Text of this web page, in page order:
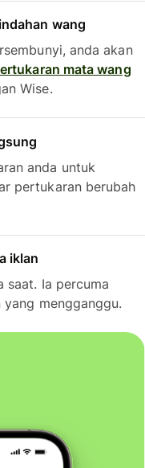
wang
anda akan
mata wang
Wise.
anda untuk
pertukaran berubah
iklan
saat. Ia percuma
mengganggu.